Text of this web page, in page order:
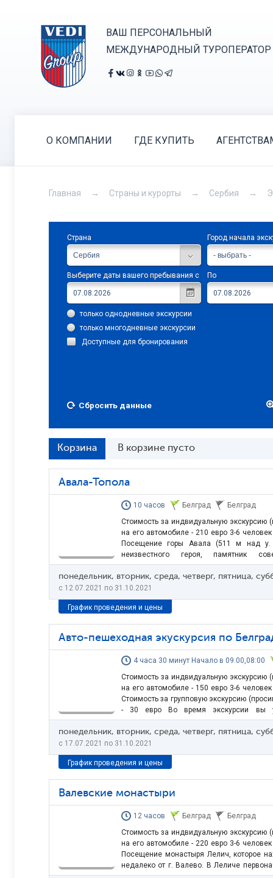
ВАШ ПЕРСОНАЛЬНЫЙ
МЕЖДУНАРОДНЫЙ ТУРОПЕРАТОР
О КОМПАНИИ ГДЕ КУПИТЬ
Главная Страны и курорты Сербия
Страна
Сербия
Город начала
- выбрать -
Выберите даты вашего пребывания с По
только однодневные экскурсии
только многодневные экскурсии
Доступные для бронирования
Сбросить данные
Корзина В корзине пусто
График проведения и цены
Авала-Топола
10 часов Белград
Белград
Стоимость за индвидуальную экскурсию
на его автомобиле - 210 евро 3-6
Посещение горы Авала (511 м над
неизвестного героя, памятник
авиакатастрофе 1964 г., телебашня со
зависимости от погоды, оплата на
парк Опленац в г. Топола для…
понедельник, вторник, среда, четверг, пятница,
c 12.07.2021 по 31.10.2021
График проведения и цены
Авто-пешеходная экускурсия по
4 часа 30 минут Начало в 09.00,08:00
Стоимость за индвидуальную экскурсию
на его автомобиле - 150 евро 3-6
Стоимость за групповую экскурсию
- 30 евро Во время экскурсии вы
Белград:Дворец спорта «Комбанк
города), Дворец «Сербия» (Здание
«СИВ»), торговый…
понедельник, вторник, среда, четверг, пятница,
c 17.07.2021 по 31.10.2021
Валевские монастыри
12 часов Белград
Белград
Стоимость за индвидуальную экскурсию
на его автомобиле - 220 евро 3-6
Посещение монастыря Лелич, которое
недалеко от г. Валево. В Леличе
церковь Св. Николая Чудотворца